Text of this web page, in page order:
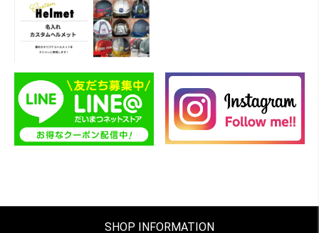
SHOP INFORMATION